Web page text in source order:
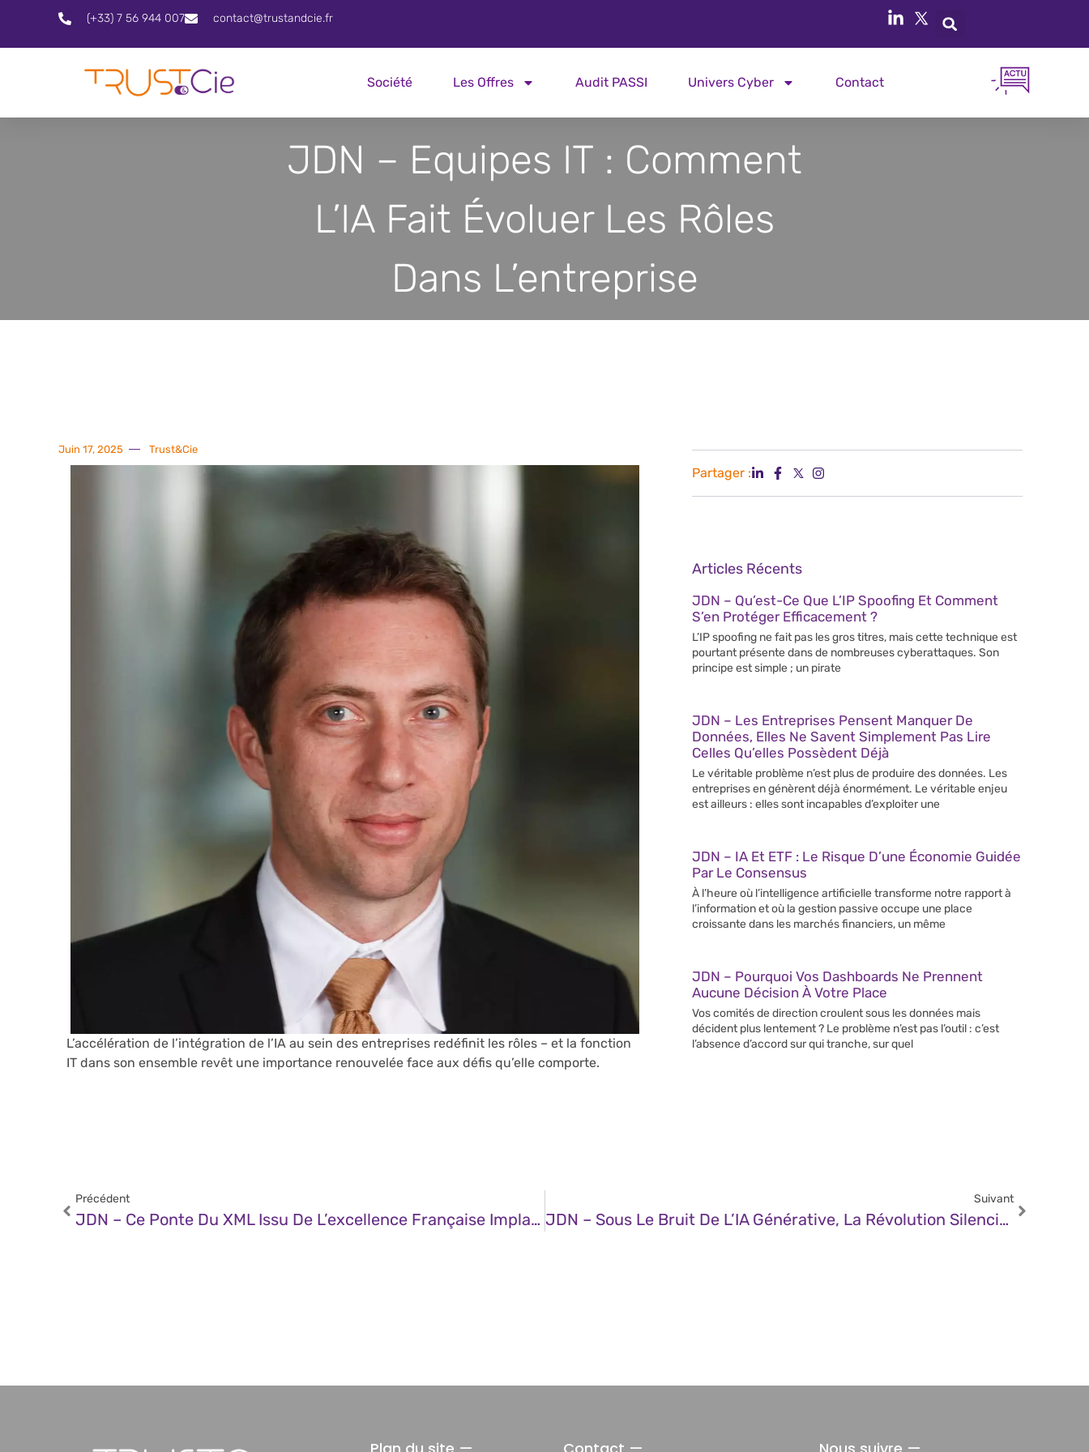
(+33) 7 56 944 007 contact@trustandcie.fr
Société Les Offres Audit PASSI Univers Cyber Contact
JDN – Equipes IT : Comment
L’IA Fait Évoluer Les Rôles
Dans L’entreprise
Juin 17, 2025 Trust&Cie
L’accélération de l’intégration de l’IA au sein des entreprises redéfinit les rôles – et la fonction
IT dans son ensemble revêt une importance renouvelée face aux défis qu’elle comporte.
Partager :
Articles Récents
JDN – Qu’est-Ce Que L’IP Spoofing Et Comment
S’en Protéger Efficacement ?
L’IP spoofing ne fait pas les gros titres, mais cette technique est
pourtant présente dans de nombreuses cyberattaques. Son
principe est simple ; un pirate
JDN – Les Entreprises Pensent Manquer De
Données, Elles Ne Savent Simplement Pas Lire
Celles Qu’elles Possèdent Déjà
Le véritable problème n’est plus de produire des données. Les
entreprises en génèrent déjà énormément. Le véritable enjeu
est ailleurs : elles sont incapables d’exploiter une
JDN – IA Et ETF : Le Risque D’une Économie Guidée
Par Le Consensus
À l’heure où l’intelligence artificielle transforme notre rapport à
l’information et où la gestion passive occupe une place
croissante dans les marchés financiers, un même
JDN – Pourquoi Vos Dashboards Ne Prennent
Aucune Décision À Votre Place
Vos comités de direction croulent sous les données mais
décident plus lentement ? Le problème n’est pas l’outil : c’est
l’absence d’accord sur qui tranche, sur quel
Précédent
JDN – Ce Ponte Du XML Issu De L’excellence Française Implante Sa Start-Up En France
Suivant
JDN – Sous Le Bruit De L’IA Générative, La Révolution Silencieuse De L’IA D’entreprise